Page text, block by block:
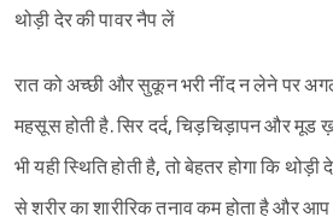
Sign in
थोड़ी देर की पावर नैप लें
रात को अच्छी और सुकून भरी नींद न लेने पर
महसूस होती है. सिर दर्द, चिड़चिड़ापन और मूड
भी यही स्थिति होती है, तो बेहतर होगा कि
से शरीर का शारीरिक तनाव कम होता है और